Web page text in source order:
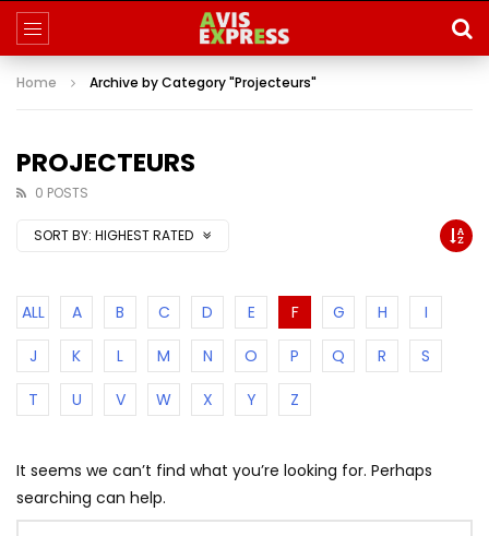
Home Archive by Category "Projecteurs"
PROJECTEURS
0 POSTS
SORT BY: HIGHEST RATED
ALL A B C D E F G H
I
J
K L M N O P Q R
S
T
U V W X Y Z
It seems we can’t find what you’re looking for. Perhaps
searching can help.